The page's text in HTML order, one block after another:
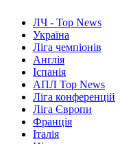
ЛЧ - Top News
Україна
Ліга чемпіонів
Англія
Іспанія
АПЛ Top News
Ліга конференцій
Ліга Європи
Франція
Італія